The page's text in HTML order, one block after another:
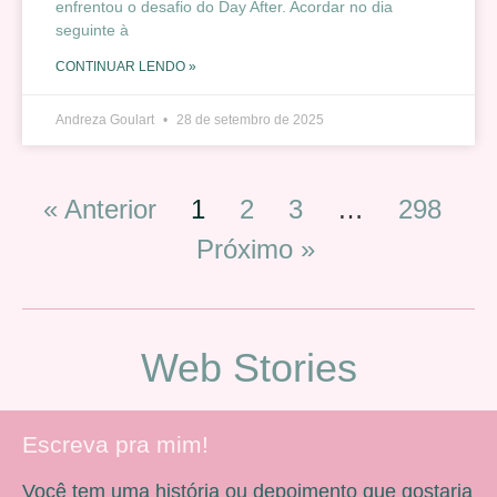
enfrentou o desafio do Day After. Acordar no dia
seguinte à
CONTINUAR LENDO »
Andreza Goulart 28 de setembro de 2025
« Anterior 1 2 3 …
298
Próximo »
Web Stories
Escreva pra mim!
Você tem uma história ou depoimento que gostaria